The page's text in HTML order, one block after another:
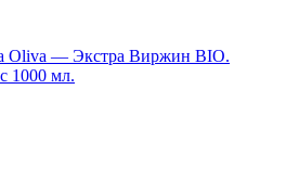
Oliva — Экстра Виржин BIO.
1000 мл.